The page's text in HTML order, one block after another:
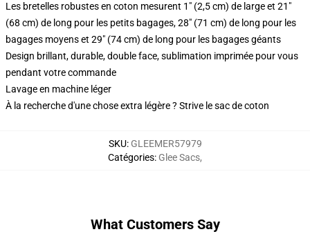
Les bretelles robustes en coton mesurent 1" (2,5 cm) de large et 21"
(68 cm) de long pour les petits bagages, 28" (71 cm) de long pour les
bagages moyens et 29" (74 cm) de long pour les bagages géants
Design brillant, durable, double face, sublimation imprimée pour vous
pendant votre commande
Lavage en machine léger
À la recherche d'une chose extra légère ? Strive le sac de coton
SKU: GLEEMER57979
Catégories: Glee Sacs,
What Customers Say